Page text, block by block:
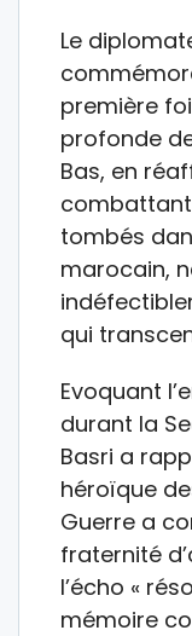
Le
première
profonde
Bas, en
tombés
marocain,
qui
Evoquant
durant la
Basri a
héroïque
Guerre a
fraternité
l’écho «
mémoire